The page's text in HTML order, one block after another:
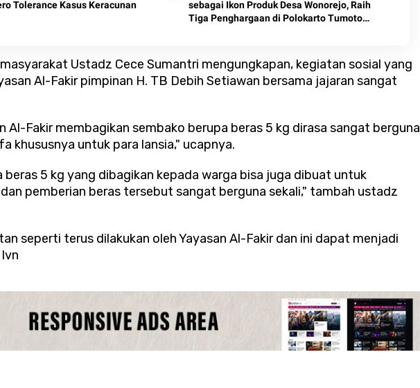
Tolerance Kasus Keracunan
sebagai Ikon Produk Desa Wonorejo, Raih
Tiga Penghargaan di Polokarto Tumoto
Ustadz Cece Sumantri mengungkapan, kegiatan sosial yang
Al-Fakir pimpinan H. TB Debih Setiawan bersama jajaran sangat
Al-Fakir membagikan sembako berupa beras 5 kg dirasa sangat berguna
khususnya untuk para lansia," ucapnya.
beras 5 kg yang dibagikan kepada warga bisa juga dibuat untuk
pemberian beras tersebut sangat berguna sekali," tambah ustadz
seperti terus dilakukan oleh Yayasan Al-Fakir dan ini dapat menjadi